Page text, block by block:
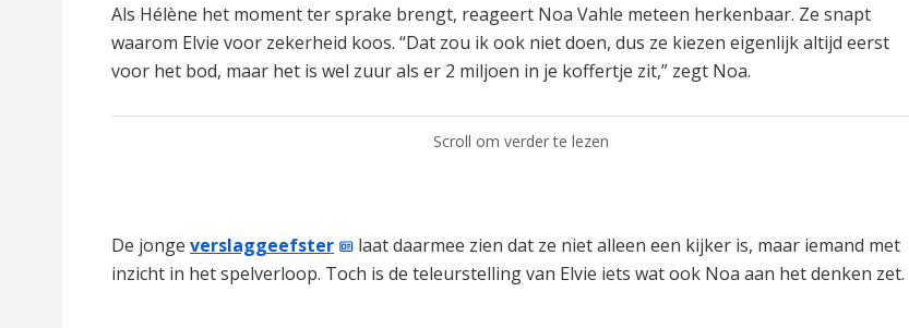
Als Hélène het moment ter sprake brengt, reageert Noa Vahle meteen herkenbaar. Ze snapt
waarom Elvie voor zekerheid koos. “Dat zou ik ook niet doen, dus ze kiezen eigenlijk altijd eerst
voor het bod, maar het is wel zuur als er 2 miljoen in je koffertje zit,” zegt Noa.
Scroll om verder te lezen
De jonge verslaggeefster
laat daarmee zien dat ze niet alleen een kijker is, maar iemand met
inzicht in het spelverloop. Toch is de teleurstelling van Elvie iets wat ook Noa aan het denken zet.